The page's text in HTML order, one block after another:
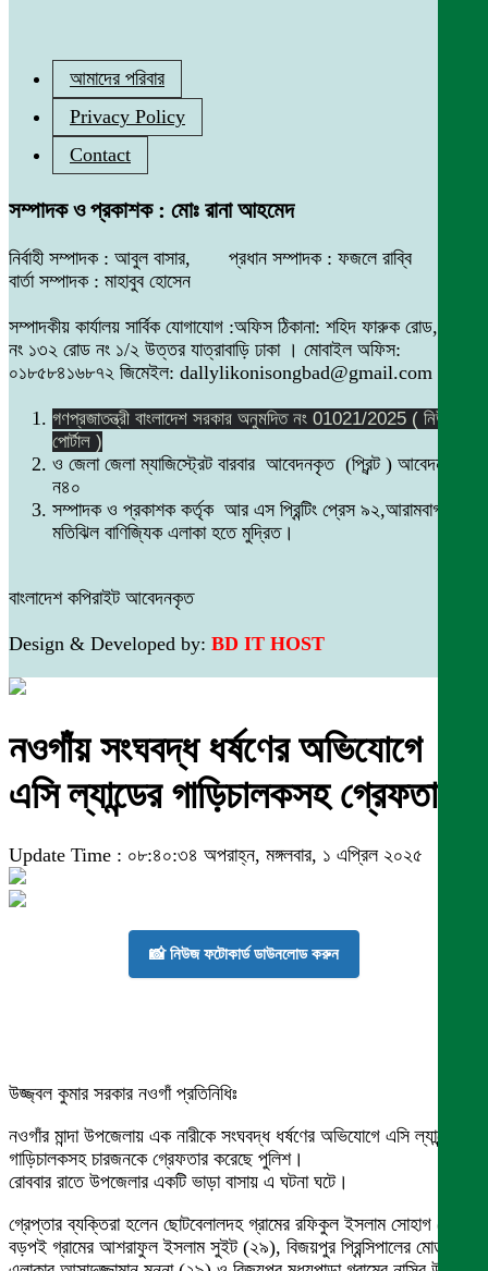
আমাদের পরিবার
Privacy Policy
Contact
সম্পাদক ও প্রকাশক : মোঃ রানা আহমেদ
নির্বাহী সম্পাদক : আবুল বাসার, প্রধান সম্পাদক : ফজলে রাব্বি
বার্তা সম্পাদক : মাহাবুব হোসেন
সম্পাদকীয় কার্যালয় সার্বিক যোগাযোগ :অফিস ঠিকানা: শহিদ ফারুক রোড,বাসা
নং ১৩২ রোড নং ১/২ উত্তর যাত্রাবাড়ি ঢাকা । মোবাইল অফিস:
০১৮৫৮৪১৬৮৭২ জিমেইল: dallylikonisongbad@gmail.com
গণপ্রজাতন্ত্রী বাংলাদেশ সরকার অনুমদিত নং 01021/2025 ( নিউজ
পোর্টাল )
ও জেলা জেলা ম্যাজিস্ট্রেট বারবার আবেদনকৃত (প্রিন্ট ) আবেদন নং
ন৪০
সম্পাদক ও প্রকাশক কর্তৃক আর এস প্রিন্টিং প্রেস ৯২,আরামবাগ
মতিঝিল বাণিজ্যিক এলাকা হতে মুদ্রিত।
বাংলাদেশ কপিরাইট আবেদনকৃত
Design & Developed by: BD IT HOST
নওগাঁয় সংঘবদ্ধ ধর্ষণের অভিযোগে
এসি ল্যান্ডের গাড়িচালকসহ গ্রেফতার
Update Time : ০৮:৪০:৩৪ অপরাহ্ন, মঙ্গলবার, ১ এপ্রিল ২০২৫
📸 নিউজ ফটোকার্ড ডাউনলোড করুন
উজ্জ্বল কুমার সরকার নওগাঁ প্রতিনিধিঃ
নওগাঁর মান্দা উপজেলায় এক নারীকে সংঘবদ্ধ ধর্ষণের অভিযোগে এসি ল্যান্ডের
গাড়িচালকসহ চারজনকে গ্রেফতার করেছে পুলিশ।
রোববার রাতে উপজেলার একটি ভাড়া বাসায় এ ঘটনা ঘটে।
গ্রেপ্তার ব্যক্তিরা হলেন ছোটবেলালদহ গ্রামের রফিকুল ইসলাম সোহাগ (২৯),
বড়পই গ্রামের আশরাফুল ইসলাম সুইট (২৯), বিজয়পুর প্রিন্সিপালের মোড়